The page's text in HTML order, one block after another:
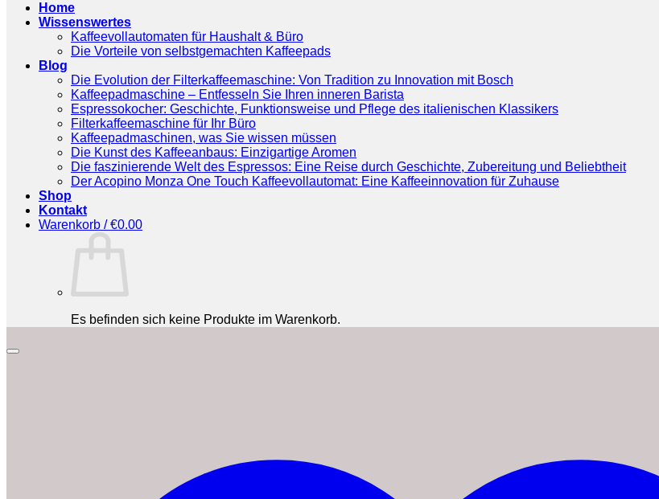
Home
Wissenswertes
Kaffeevollautomaten für Haushalt & Büro
Die Vorteile von selbstgemachten Kaffeepads
Blog
Die Evolution der Filterkaffeemaschine: Von Tradition zu Innovation mit Bosch
Kaffeepadmaschine – Entfesseln Sie Ihren inneren Barista
Espressokocher: Geschichte, Funktionsweise und Pflege des italienischen Klassikers
Filterkaffeemaschine für Ihr Büro
Kaffeepadmaschinen, was Sie wissen müssen
Die Kunst des Kaffeeanbaus: Einzigartige Aromen
Die faszinierende Welt des Espressos: Eine Reise durch Geschichte, Zubereitung und Beliebtheit
Der Acopino Monza One Touch Kaffeevollautomat: Eine Kaffeeinnovation für Zuhause
Shop
Kontakt
Warenkorb /€0.00
Es befinden sich keine Produkte im Warenkorb.